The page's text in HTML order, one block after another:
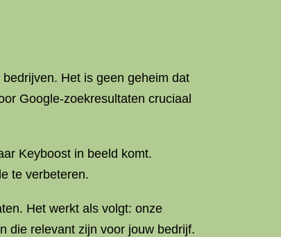
Het is geen geheim dat
Google-zoekresultaten cruciaal
Keyboost in beeld komt.
te verbeteren.
Het werkt als volgt: onze
die relevant zijn voor jouw bedrijf.